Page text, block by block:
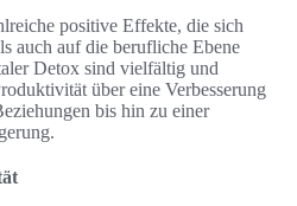
positive Effekte, die sich
auch auf die berufliche Ebene
Detox sind vielfältig und
über eine Verbesserung
bis hin zu einer